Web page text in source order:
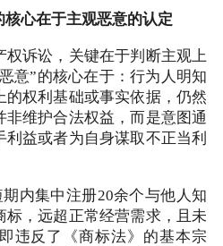
心在于主观恶意的认定
诉讼，关键在于判断主观上
意”的核心在于：行为人明知
的权利基础或事实依据，仍然
维护合法权益，而是意图通
益或者为自身谋取不正当利
集中注册20余个与他人知
标，远超正常经营需求，且未
违反了《商标法》的基本宗